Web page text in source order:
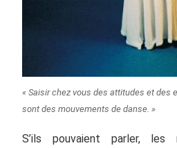
« Saisir chez vous des attitudes et des
sont des mouvements de danse. »
S’ils pouvaient parler, les